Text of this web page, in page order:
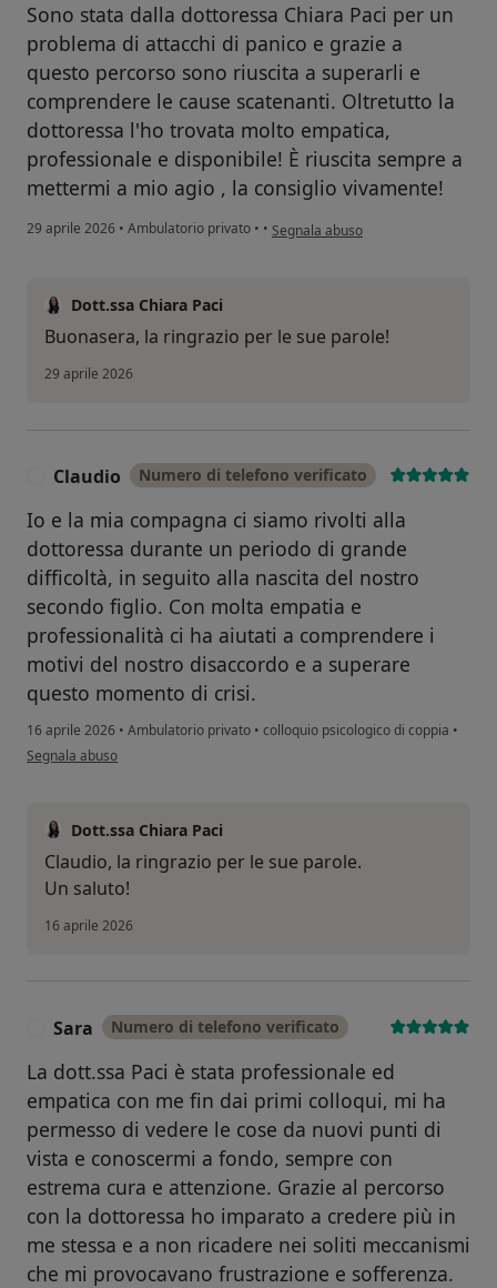
Sono stata dalla dottoressa Chiara Paci per un
problema di attacchi di panico e grazie a
questo percorso sono riuscita a superarli e
comprendere le cause scatenanti. Oltretutto la
dottoressa l'ho trovata molto empatica,
professionale e disponibile! È riuscita sempre a
mettermi a mio agio , la consiglio vivamente!
29 aprile 2026 • Ambulatorio privato • • secondo l'opinione dell'utente
Segnala abuso
Dott.ssa Chiara Paci
Buonasera, la ringrazio per le sue parole!
29 aprile 2026
Claudio Numero di telefono verificato
Io e la mia compagna ci siamo rivolti alla
dottoressa durante un periodo di grande
difficoltà, in seguito alla nascita del nostro
secondo figlio. Con molta empatia e
professionalità ci ha aiutati a comprendere i
motivi del nostro disaccordo e a superare
questo momento di crisi.
16 aprile 2026 • Ambulatorio privato • colloquio psicologico di coppia •
secondo l'opinione dell'utente Claudio
Segnala abuso
Dott.ssa Chiara Paci
Claudio, la ringrazio per le sue parole.
Un saluto!
16 aprile 2026
Sara Numero di telefono verificato
La dott.ssa Paci è stata professionale ed
empatica con me fin dai primi colloqui, mi ha
permesso di vedere le cose da nuovi punti di
vista e conoscermi a fondo, sempre con
estrema cura e attenzione. Grazie al percorso
con la dottoressa ho imparato a credere più in
me stessa e a non ricadere nei soliti meccanismi
che mi provocavano frustrazione e sofferenza.